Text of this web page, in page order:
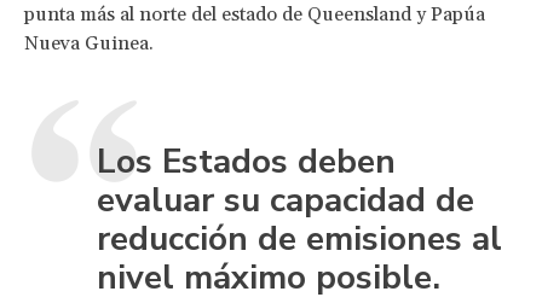
punta más al norte del estado de Queensland y Papúa
Nueva Guinea.
Los Estados deben
evaluar su capacidad de
reducción de emisiones al
nivel máximo posible.